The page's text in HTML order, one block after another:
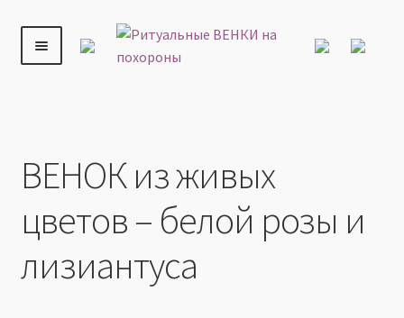
Перейти
Перейти
Главная ВЕНКИ ИЗ ЖИВЫХ ЦВЕТОВ
цветов – белой розы и лизиантуса
ВЕНОК из живых
цветов – белой розы и
лизиантуса